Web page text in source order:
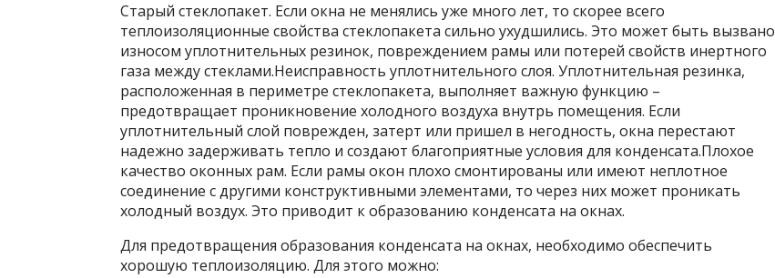
Старый стеклопакет. Если окна не менялись уже много лет, то скорее всего
теплоизоляционные свойства стеклопакета сильно ухудшились. Это может быть вызвано
износом уплотнительных резинок, повреждением рамы или потерей свойств инертного
газа между стеклами.Неисправность уплотнительного слоя. Уплотнительная резинка,
расположенная в периметре стеклопакета, выполняет важную функцию –
предотвращает проникновение холодного воздуха внутрь помещения. Если
уплотнительный слой поврежден, затерт или пришел в негодность, окна перестают
надежно задерживать тепло и создают благоприятные условия для конденсата.Плохое
качество оконных рам. Если рамы окон плохо смонтированы или имеют неплотное
соединение с другими конструктивными элементами, то через них может проникать
холодный воздух. Это приводит к образованию конденсата на окнах.
Для предотвращения образования конденсата на окнах, необходимо обеспечить
хорошую теплоизоляцию. Для этого можно: